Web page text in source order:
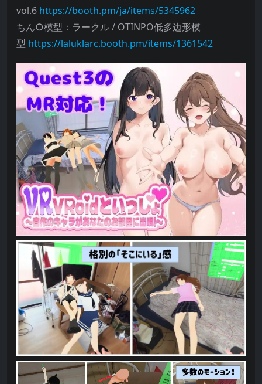
vol.6 https://booth.pm/ja/items/5345962
ちん○模型：ラークル / OTINPO低多边形模
型 https://laluklarc.booth.pm/items/1361542